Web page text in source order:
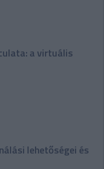
a virtuális
lehetőségei és